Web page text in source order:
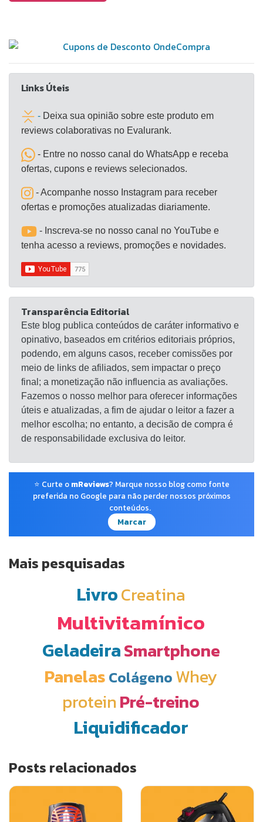
encaixara em sua porta ou janela.
Links Úteis
- Deixa sua opinião sobre este produto em
reviews colaborativas no Evalurank.
- Entre no nosso canal do WhatsApp e receba
ofertas, cupons e reviews selecionados.
- Acompanhe nosso Instagram para receber
ofertas e promoções atualizadas diariamente.
- Inscreva-se no nosso canal no YouTube e
tenha acesso a reviews, promoções e novidades.
Transparência Editorial
Este blog publica conteúdos de caráter informativo e
opinativo, baseados em critérios editoriais próprios,
podendo, em alguns casos, receber comissões por
meio de links de afiliados, sem impactar o preço
final; a monetização não influencia as avaliações.
Fazemos o nosso melhor para oferecer informações
úteis e atualizadas, a fim de ajudar o leitor a fazer a
melhor escolha; no entanto, a decisão de compra é
de responsabilidade exclusiva do leitor.
⭐ Curte o mReviews? Marque nosso blog como fonte
preferida no Google para não perder nossos próximos
conteúdos.
Marcar
Mais pesquisadas
LivroCreatina
Multivitamínico
GeladeiraSmartphone
Panelas Colágeno Whey
proteinPré-treino
Liquidificador
Posts relacionados